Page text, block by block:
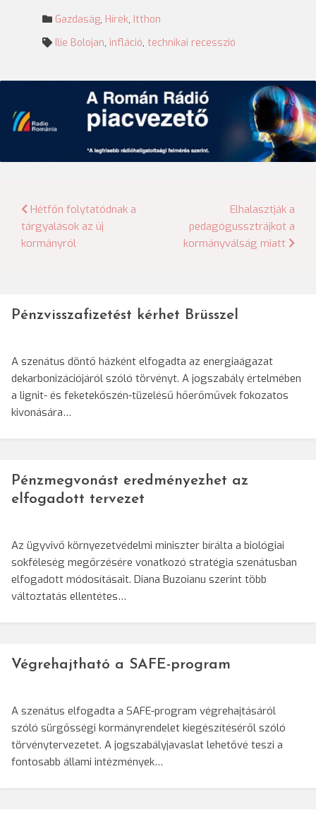
Gazdaság, Hírek, Itthon
Ilie Bolojan, infláció, technikai recesszió
Bejegyzés
navigáció
Hétfőn folytatódnak a
tárgyalások az új
kormányról
Elhalasztják a
pedagógussztrájkot a
kormányválság miatt
Pénzvisszafizetést kérhet Brüsszel
A szenátus döntő házként elfogadta az energiaágazat
dekarbonizációjáról szóló törvényt. A jogszabály értelmében
a lignit- és feketekőszén-tüzelésű hőerőművek fokozatos
kivonására…
Pénzmegvonást eredményezhet az
elfogadott tervezet
Az ügyvivő környezetvédelmi miniszter bírálta a biológiai
sokféleség megőrzésére vonatkozó stratégia szenátusban
elfogadott módosításait. Diana Buzoianu szerint több
változtatás ellentétes…
Végrehajtható a SAFE-program
A szenátus elfogadta a SAFE-program végrehajtásáról
szóló sürgősségi kormányrendelet kiegészítéséről szóló
törvénytervezetet. A jogszabályjavaslat lehetővé teszi a
fontosabb állami intézmények…